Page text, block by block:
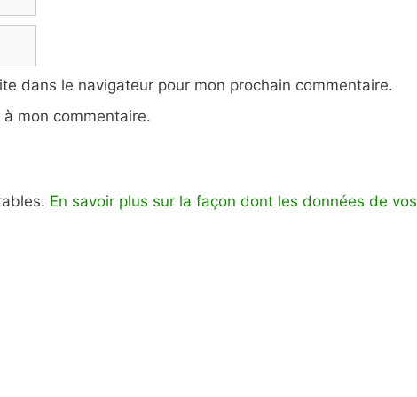
dans le navigateur pour mon prochain commentaire.
mon commentaire.
En savoir plus sur la façon dont les données de vos